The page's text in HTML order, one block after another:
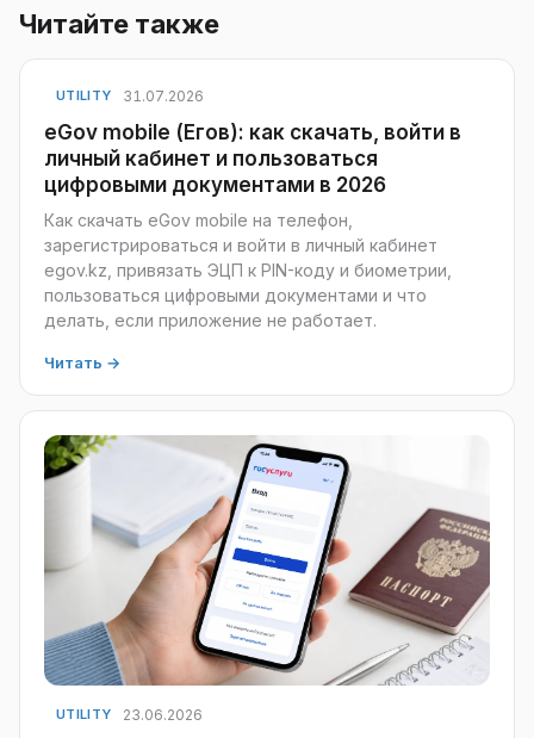
Читайте также
UTILITY 31.07.2026
eGov mobile (Егов): как скачать, войти в
личный кабинет и пользоваться
цифровыми документами в 2026
Как скачать eGov mobile на телефон,
зарегистрироваться и войти в личный кабинет
egov.kz, привязать ЭЦП к PIN-коду и биометрии,
пользоваться цифровыми документами и что
делать, если приложение не работает.
Читать →
UTILITY 23.06.2026